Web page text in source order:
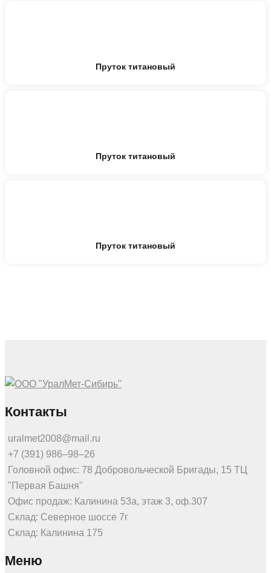
Пруток титановый
Пруток титановый
Пруток титановый
Контакты
uralmet2008@mail.ru
+7 (391) 986‒98‒26
Головной офис: 78 Добровольческой Бригады, 15 ТЦ
"Первая Башня"
Офис продаж: Калинина 53а, этаж 3, оф.307
Склад: Северное шоссе 7г
Склад: Калинина 175
Меню